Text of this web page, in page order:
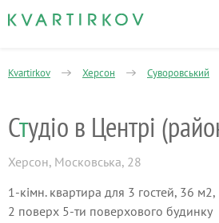
Kvartirkov Херсон Суворовський
Ст
Херсон, Московська, 28
1-кімн. квартира для 3 гостей, 36 м2,
2 поверх 5-ти поверхового будинку